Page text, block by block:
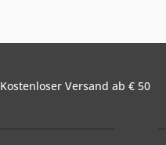
Kostenloser Versand ab € 50